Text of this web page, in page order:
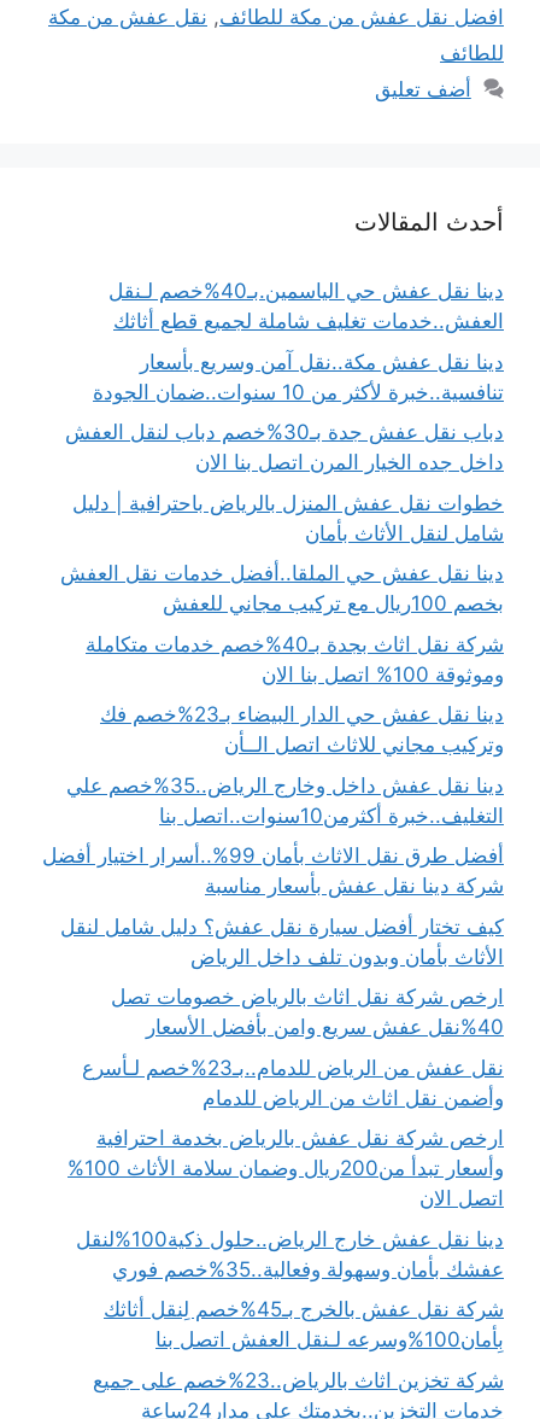
افضل نقل عفش من مكة للطائف, نقل عفش من مكة
للطائف
أضف تعليق
أحدث المقالات
دينا نقل عفش حي الياسمين.بـ40%خصم لـنقل
العفش..خدمات تغليف شاملة لجميع قطع أثاثك
دينا نقل عفش مكة..نقل آمن وسريع بأسعار
تنافسية..خبرة لأكثر من 10 سنوات..ضمان الجودة
دباب نقل عفش جدة بـ30%خصم دباب لنقل العفش
داخل جده الخيار المرن اتصل بنا الان
خطوات نقل عفش المنزل بالرياض باحترافية | دليل
شامل لنقل الأثاث بأمان
دينا نقل عفش حي الملقا..أفضل خدمات نقل العفش
بخصم 100ريال مع تركيب مجاني للعفش
شركة نقل اثاث بجدة بـ40%خصم خدمات متكاملة
وموثوقة 100% اتصل بنا الان
دينا نقل عفش حي الدار البيضاء بـ23%خصم فك
وتركيب مجاني للاثاث اتصل الــأن
دينا نقل عفش داخل وخارج الرياض..35%خصم علي
التغليف..خبرة أكثرمن10سنوات..اتصل بنا
أفضل طرق نقل الاثاث بأمان 99%..أسرار اختيار أفضل
شركة دينا نقل عفش بأسعار مناسبة
كيف تختار أفضل سيارة نقل عفش؟ دليل شامل لنقل
الأثاث بأمان وبدون تلف داخل الرياض
ارخص شركة نقل اثاث بالرياض خصومات تصل
40%نقل عفش سريع وامن بأفضل الأسعار
نقل عفش من الرياض للدمام..بـ23%خصم لـأسرع
وأضمن نقل اثاث من الرياض للدمام
ارخص شركة نقل عفش بالرياض بخدمة احترافية
وأسعار تبدأ من200ريال وضمان سلامة الأثاث 100%
اتصل الان
دينا نقل عفش خارج الرياض..حلول ذكية100%لنقل
عفشك بأمان وسهولة وفعالية..35%خصم فوري
شركة نقل عفش بالخرج بـ45%خصم لِنقل أثاثك
بِأمان100%وسرعه لـنقل العفش اتصل بنا
شركة تخزين اثاث بالرياض..23%خصم على جميع
خدمات التخزين..بخدمتك على مدار24ساعة